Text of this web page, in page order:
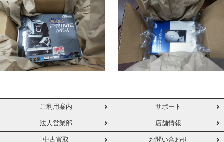
ご利用案内 サポート
法人営業部 店舗情報
中古買取 お問い合わせ